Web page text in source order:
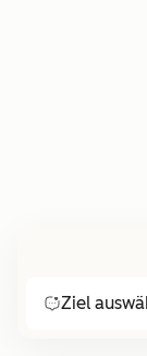
Ziel